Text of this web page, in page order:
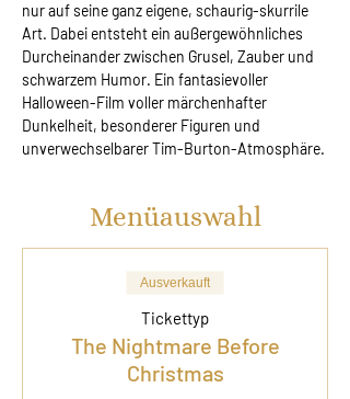
nur auf seine ganz eigene, schaurig-skurrile
Art. Dabei entsteht ein außergewöhnliches
Durcheinander zwischen Grusel, Zauber und
schwarzem Humor. Ein fantasievoller
Halloween-Film voller märchenhafter
Dunkelheit, besonderer Figuren und
unverwechselbarer Tim-Burton-Atmosphäre.
Menüauswahl
Ausverkauft
Tickettyp
The Nightmare Before
Christmas